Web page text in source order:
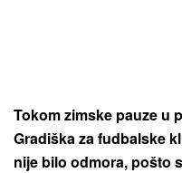
Tokom zimske pauze u
Gradiška za fudbalske
nije bilo odmora, pošto